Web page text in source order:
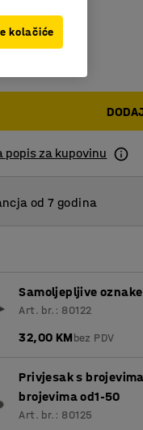
KM
popis za kupovinu
od 7 godina
Samoljepljive
Art. br.: 80122
32,00 KMbez PDV
Privjesak s
brojevima od1-50
Art. br.: 80125
kolačiće